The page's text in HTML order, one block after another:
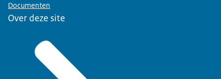
Documenten
Over deze site